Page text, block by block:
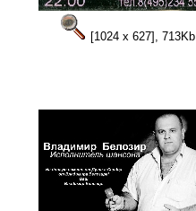
[1024 x 627], 713Kb